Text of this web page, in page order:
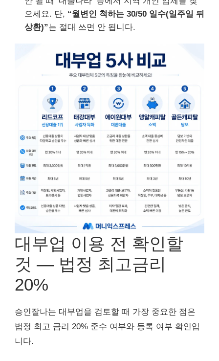
으세요. 단, “월변인 척하는 30/50 일수(일주일 뒤
상환)”는 절대 쓰면 안 됩니다.
대부업 이용 전 확인할
것 — 법정 최고금리
20%
승인잘나는 대부업을 검토할 때 가장 중요한 점은
법정 최고 금리 20% 준수 여부와 등록 여부 확인입
니다.